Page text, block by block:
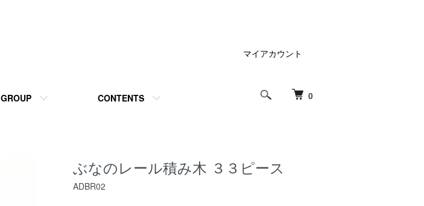
0
GROUP CONTENTS
マイアカウント
ぶなのレール積み木 ３３ピース
ADBR02